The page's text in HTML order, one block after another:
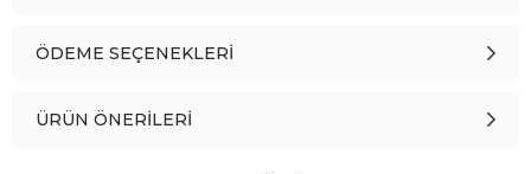
ÖDEME SEÇENEKLERI
ÜRÜN ÖNERILERI